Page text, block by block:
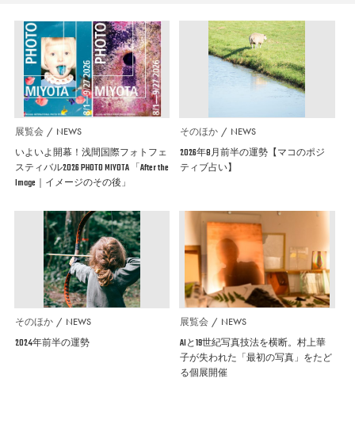
展覧会 NEWS
いよいよ開幕！浅間国際フォトフェ
スティバル2026 PHOTO MIYOTA 「After the
Image｜イメージのその後」
そのほか NEWS
2026年8月前半の運勢【マコのポジ
ティブ占い】
そのほか NEWS
2024年前半の運勢
展覧会 NEWS
AIと19世紀写真技法を横断。村上華
子が失われた「最初の写真」をたど
る個展開催